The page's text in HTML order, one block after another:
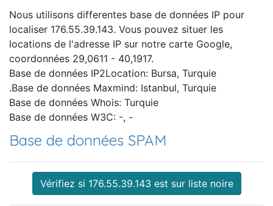
Nous utilisons differentes base de données IP pour
localiser 176.55.39.143. Vous pouvez situer les
locations de l'adresse IP sur notre carte Google,
coordonnées 29,0611 - 40,1917.
Base de données IP2Location: Bursa, Turquie
.Base de données Maxmind: Istanbul, Turquie
Base de données Whois: Turquie
Base de données W3C: -, -
Base de données SPAM
Vérifiez si 176.55.39.143 est sur liste noire